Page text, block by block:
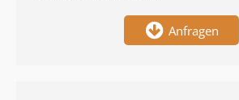
Anfragen